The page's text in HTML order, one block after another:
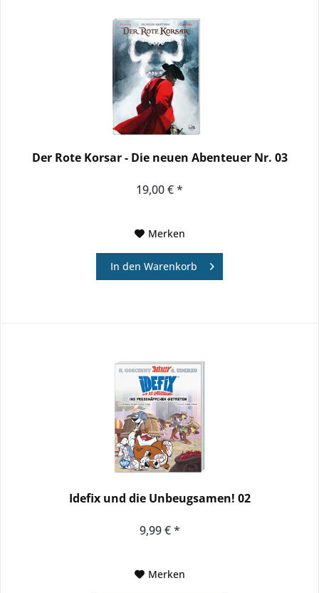
Der Rote Korsar - Die neuen Abenteuer Nr. 03
19,00 € *
Merken
In den Warenkorb
Idefix und die Unbeugsamen! 02
9,99 € *
Merken